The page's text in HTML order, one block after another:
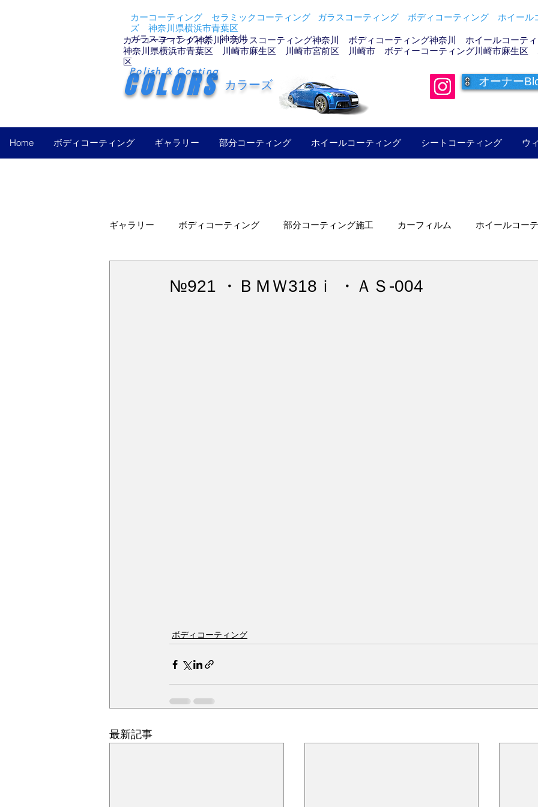
カーコーティング セラミックコーティング ガラスコーティング ボディコーティング ホイー
ズ 神奈川県横浜市青葉区
ガラスコーティング 神奈川
カーコーティング神奈川 ガラスコーティング神奈川 ボディコーティング神奈川 ホイールコーテ
神奈川県横浜市青葉区 川崎市麻生区 川崎市宮前区 川崎市 ボディーコーティング川崎市麻生区
区
COLORS
Polish & Coating
カラーズ オーナー
Home ボディコーティング ギャラリー 部分コーティング ホイールコーティング シートコーティング ウ
ギャラリー ボディコーティング 部分コーティング施工 カーフィルム ホイールコー
№921 ・ＢＭＷ318ｉ ・ＡＳ-004
ボディコーティング
最新記事